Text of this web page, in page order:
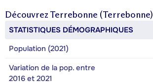
Découvrez Terrebonne (Terrebonne)
STATISTIQUES DÉMOGRAPHIQUES
Population (2021)
Variation de la pop. entre
2016 et 2021